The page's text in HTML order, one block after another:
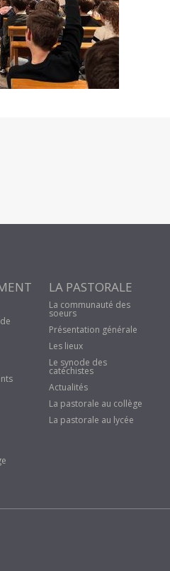
LA PASTORALE
La communauté des
soeurs
Présentation générale
Les lieux
Le synode des
catéchistes
Actualités
La pastorale au collège
La pastorale au lycée